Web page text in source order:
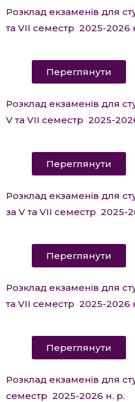
Розклад екзаменів для
та VII семестр 2025-2026
Переглянути
Розклад екзаменів для
V та VII семестр 2025-
Переглянути
Розклад екзаменів для
за V та VII семестр 2025-
Переглянути
Розклад екзаменів для
та VII семестр 2025-2026
Переглянути
Розклад екзаменів для
семестр 2025-2026 н. р.